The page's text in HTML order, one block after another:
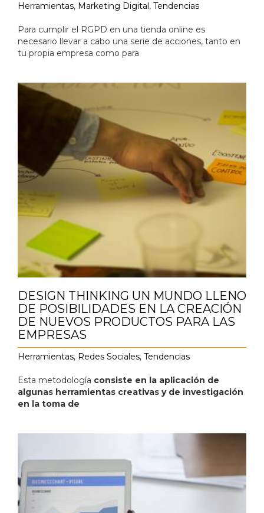
Herramientas, Marketing Digital, Tendencias
Para cumplir el RGPD en una tienda online es
necesario llevar a cabo una serie de acciones, tanto en
tu propia empresa como para
DESIGN THINKING UN MUNDO LLENO
DE POSIBILIDADES EN LA CREACIÓN
DE NUEVOS PRODUCTOS PARA LAS
EMPRESAS
Herramientas, Redes Sociales, Tendencias
Esta metodología consiste en la aplicación de
algunas herramientas creativas y de investigación
en la toma de